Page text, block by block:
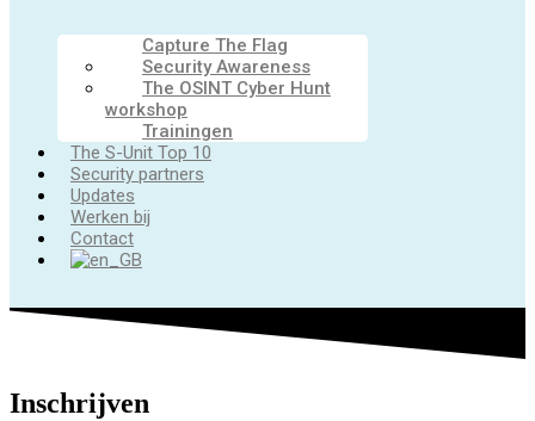
Capture The Flag
Security Awareness
The OSINT Cyber Hunt
workshop
Trainingen
The S-Unit Top 10
Security partners
Updates
Werken bij
Contact
Inschrijven